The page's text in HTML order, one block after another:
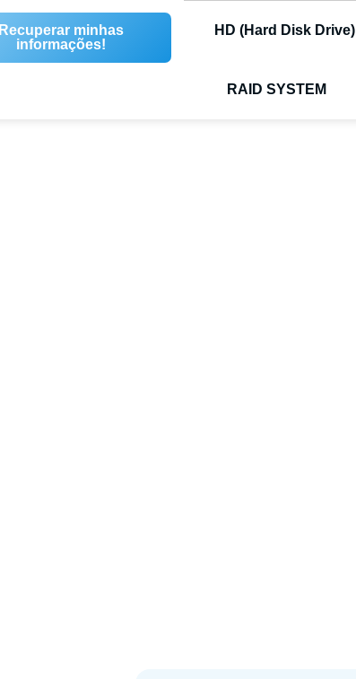
Recuperar minhas
informações!
HD (Hard Disk Drive)
RAID SYSTEM